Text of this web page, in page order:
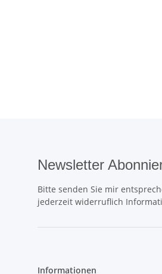
Newsletter
Bitte senden Sie mir
jederzeit widerruflich
Informationen